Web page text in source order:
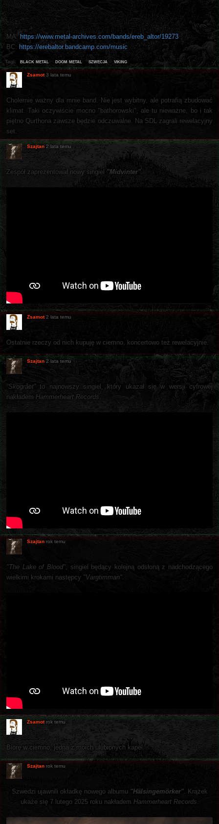
MA: https://www.metal-archives.com/bands/ereb_altor/19273
BC: https://erebaltor.bandcamp.com/music
Tagi: black metal doom metal szwecja viking
Zsamot 3 lata temu
Cholernie ważny dla mnie band. Nie jest wybitny, ale potrafią zbudować
klimat. Taki oczywiście mocno "bathorowski", ale tu nieważne, bo i tak
piętno Qurthona zawsze będzie odczuwalne. Na SDL zagrali rewelacyjny
set.
Szajtan 2 lata temu
Zespół zaprezentował nowy singiel "Midvinter".
Zsamot 2 lata temu
Ostatnie rzeczy od nich kupuję w ciemno, koncertowo też rewelacyjnie.
Szajtan 2 lata temu
”Skogrået”to najnowszy singiel, który ukazał się w wersji cyfrowej
nakładem Hammerheart Records
Szajtan rok temu
"The Lake of Blood" , singiel będący kolejną odsłoną z nadchodzącego
wielkimi krokami następcy "Vargtimman"
Zsamot rok temu
Biorę w ciemno, jedna z moich ulubionych kapel.
Szajtan rok temu
Szwedzi ujawnili okładkę nowego albumu "Hälsingemörker". Krążek
ukaże się 7 lutego 2025 roku nakładem Hammerheart Records.